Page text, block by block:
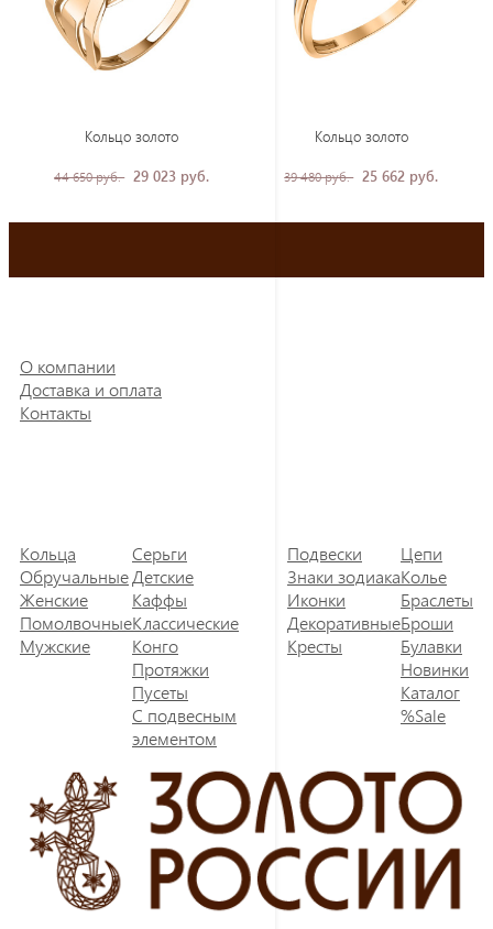
Кольцо золото
44 650 руб. 29 023 руб.
Кольцо золото
39 480 руб. 25 662 руб.
О компании
Доставка и оплата
Контакты
Кольца
Обручальные
Женские
Помолвочные
Мужские
Серьги
Детские
Каффы
Классические
Конго
Протяжки
Пусеты
С подвесным
элементом
Подвески
Знаки зодиака
Иконки
Декоративные
Кресты
Цепи
Колье
Браслеты
Броши
Булавки
Новинки
Каталог
%Sale